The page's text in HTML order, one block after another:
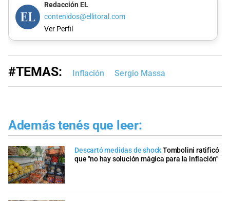
Redacción EL
contenidos@ellitoral.com
Ver Perfil
#TEMAS: Inflación Sergio Massa
Además tenés que leer:
Descartó medidas de shockTombolini ratificó
que "no hay solución mágica para la inflación"